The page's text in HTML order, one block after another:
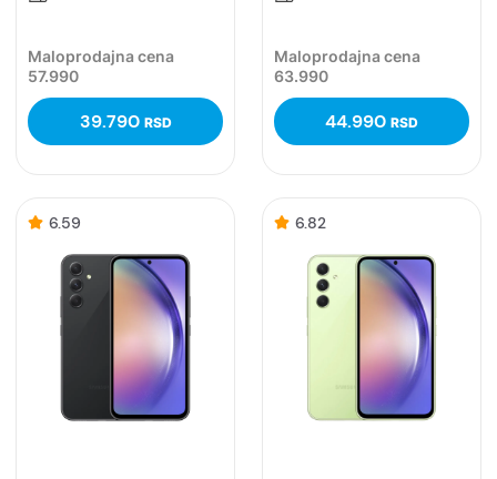
Maloprodajna cena
57.990
39.790 RSD
Maloprodajna cena
63.990
44.990 RSD
6.59 6.82